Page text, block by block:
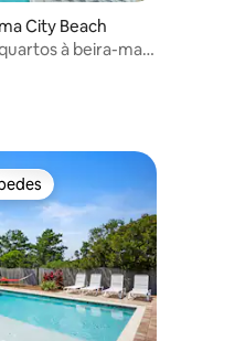
7 avaliações
City Beach
à beira-mar
e piscina
dos hóspedes